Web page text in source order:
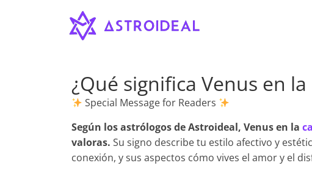
Astroideal
Blog
¿Qué significa Venus en
Special Message for Readers
Según los astrólogos de Astroideal, Venus en la
valoras. Su signo describe tu estilo afectivo y
conexión, y sus aspectos cómo vives el amor y el